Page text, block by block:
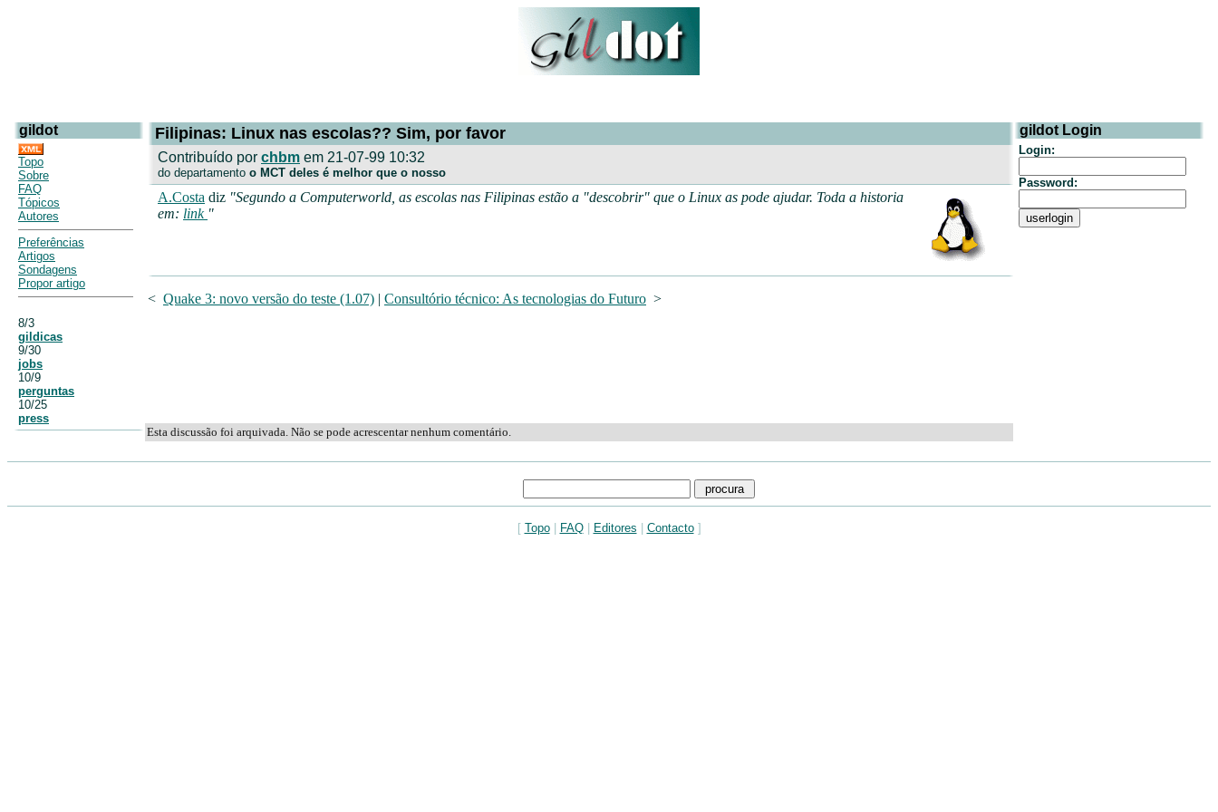
gildot
Topo
Sobre
FAQ
Tópicos
Autores
Preferências
Artigos
Sondagens
Propor artigo
8/3
gildicas
9/30
jobs
10/9
perguntas
10/25
press
Filipinas: Linux nas escolas?? Sim, por favor
Contribuído por chbm em 21-07-99 10:32
do departamento o MCT deles é melhor que o nosso
A.Costa diz "Segundo a Computerworld, as escolas nas Filipinas estão a "descobrir" que o Linux as pode ajudar. Toda a historia
em: link "
< Quake 3: novo versão do teste (1.07) | Consultório técnico: As tecnologias do Futuro >
gildot Login
Login:
Password:
Esta discussão foi arquivada. Não se pode acrescentar nenhum comentário.
[ Topo| FAQ| Editores Contacto]